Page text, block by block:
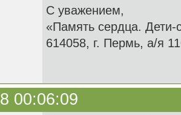
С уважением,
«Память сердца. Дети-
614058, г. Пермь, а/я
00:06:09